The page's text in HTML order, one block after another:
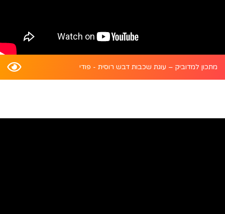
מתכון למדוביק – עוגת שכבות דבש רוסית - פודי